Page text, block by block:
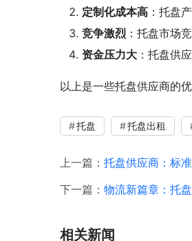
定制化成本高 ：托盘
竞争激烈 ：托盘市场
资金压力大 ：托盘供
以上是一些托盘供应商的
托盘 托盘出租
上一篇： 托盘供应商：标
下一篇： 物流新篇章：托
相关新闻